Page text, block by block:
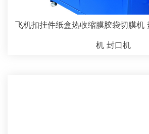
飞机扣挂件纸盒热收缩膜胶袋切膜机
机 封口机